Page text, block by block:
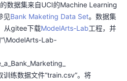
数据集来自UCI的Machine Learning
见Bank Maketing Data Set。数据集
从gitee下载ModelArts-Lab工程，并
“\ModelArts-Lab-
训练数据文件“train.csv”。将